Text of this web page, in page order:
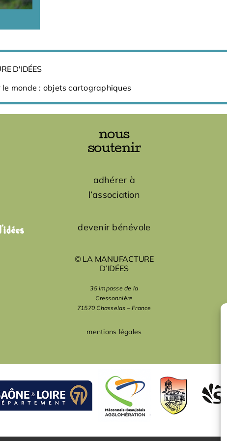
D'IDÉES
le monde : objets cartographiques
nous
soutenir
adhérer à
l’association
devenir bénévole
© LA MANUFACTURE
D’IDÉES
35 impasse de la
Cressonnière
71570 Chasselas – France
mentions légales